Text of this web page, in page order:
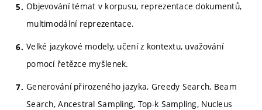
Objevování témat v korpusu, reprezentace dokumentů,
multimodální reprezentace.
Velké jazykové modely, učení z kontextu, uvažování
pomocí řetězce myšlenek.
Generování přirozeného jazyka, Greedy Search, Beam
Search, Ancestral Sampling, Top-k Sampling, Nucleus